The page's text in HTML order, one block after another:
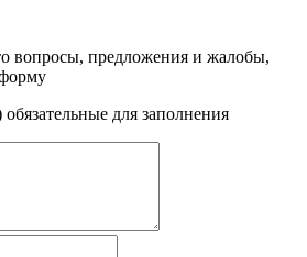
вопросы, предложения и жалобы,
обязательные для заполнения